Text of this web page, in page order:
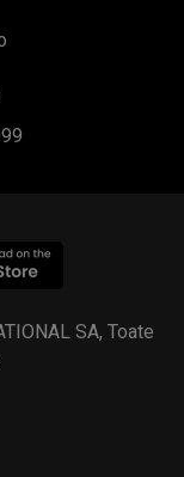
SA, Toate